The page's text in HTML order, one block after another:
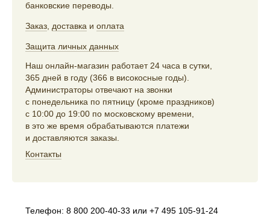
банковские переводы.
Заказ доставка и оплата
Защита личных данных
Наш онлайн-магазин работает 24 часа в сутки,
365 дней в году (366 в високосные годы).
Администраторы отвечают на звонки
с понедельника по пятницу (кроме праздников)
с 10:00 до 19:00 по московскому времени,
в это же время обрабатываются платежи
и доставляются заказы.
Контакты
Телефон: 8 800 200-40-33 или +7 495 105-91-24